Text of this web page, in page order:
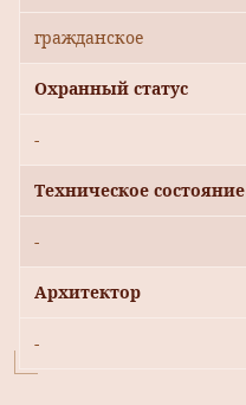
гражданское
Охранный статус
-
Техническое состояние
-
Архитектор
-